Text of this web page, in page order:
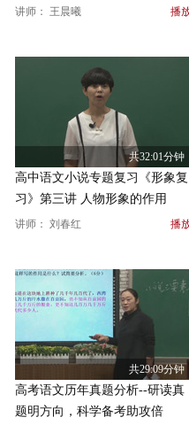
鉴赏
讲师： 王晨曦 播
共32:01分钟
高中语文小说专题复习《形象复
习》第三讲 人物形象的作用
讲师： 刘春红 播
共29:09分钟
高考语文历年真题分析--研读真
题明方向，科学备考助攻倍